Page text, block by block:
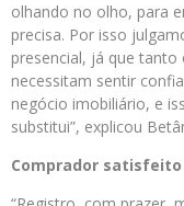
olhando no olho, para
precisa. Por isso
presencial, já que
necessitam sentir
negócio imobiliário, e
substitui”, explicou
Comprador satisfeito